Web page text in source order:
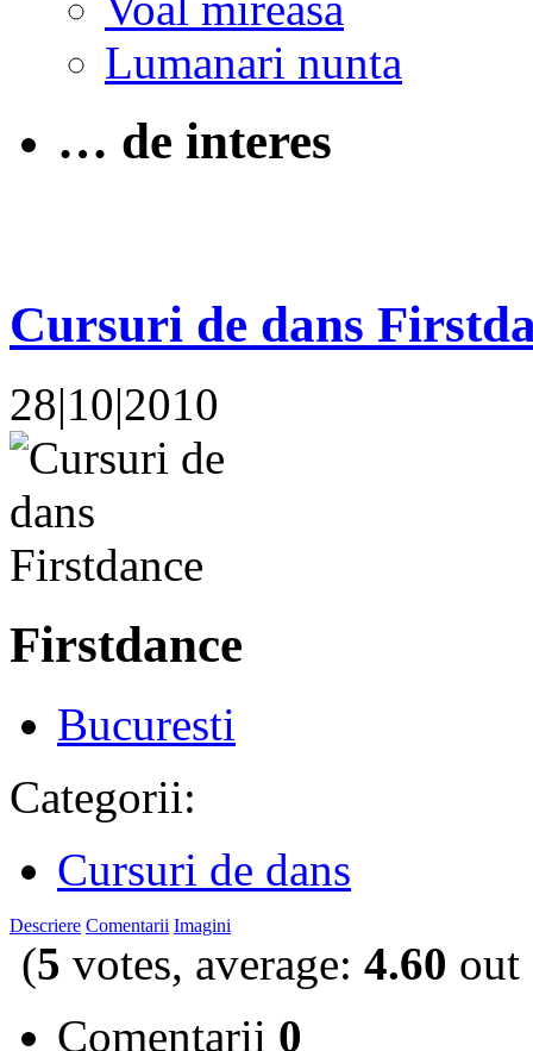
Lumanari nunta
… de interes
Cursuri de dans
28|10|2010
Firstdance
Bucuresti
Categorii:
Cursuri de dans
Descriere Comentarii Imagini
(5 votes, average: 4.60 out
Comentarii 0